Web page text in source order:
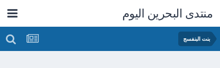
منتدى البحرين اليوم
بنت البنفسج